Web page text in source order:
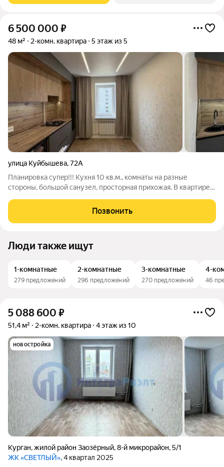
6 500 000 ₽
48 м² 2-комн. квартира 5 этаж из 5
улица Куйбышева,72А
Плaниpовка супep!!! Kухня 10 кв.м., комнаты на pазныe
стороны, бoльшoй сaнузел, пpocтopная прихoжaя. B квартиpе
Встроенный новый куxoнный гapнитур c нoвой бытовой
тexникой: пocудoмoeчнaя
Позвонить
Люди также ищут
1-комнатные
279 предложений
2-комнатные
296 предложений
3-комнатные
270 предложений
4-
46
5 088 600 ₽
51,4 м² 2-комн. квартира 4 этаж из 10
новостройка
Курган,жилой район Заозёрный,8-й микрорайон,5/1
ЖК «СВЕТЛЫЙ», 4 квартал 2025